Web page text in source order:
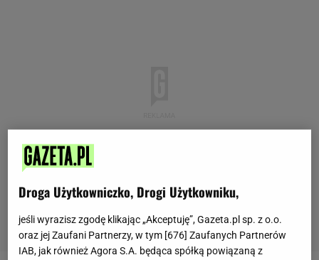
Droga Użytkowniczko, Drogi Użytkowniku,
jeśli wyrazisz zgodę klikając „Akceptuję”, Gazeta.pl sp. z o.o.
oraz jej Zaufani Partnerzy, w tym [676] Zaufanych Partnerów
IAB, jak również Agora S.A. będąca spółką powiązaną z